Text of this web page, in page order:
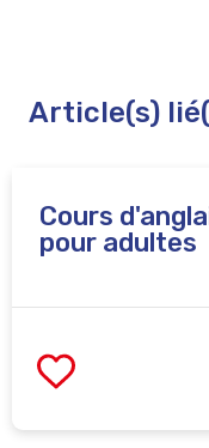
Article(s)
Cours
pour adultes